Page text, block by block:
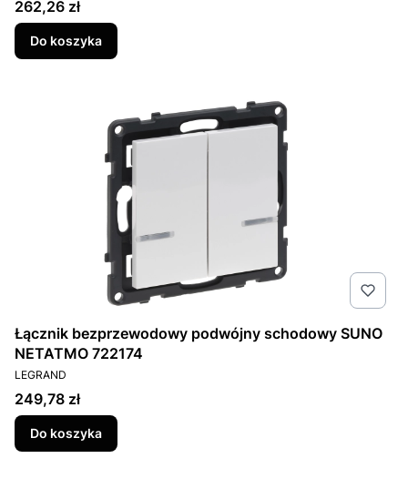
Cena
262,26 zł
Do koszyka
Łącznik bezprzewodowy podwójny schodowy SUNO
NETATMO 722174
PRODUCENT
LEGRAND
Cena
249,78 zł
Do koszyka